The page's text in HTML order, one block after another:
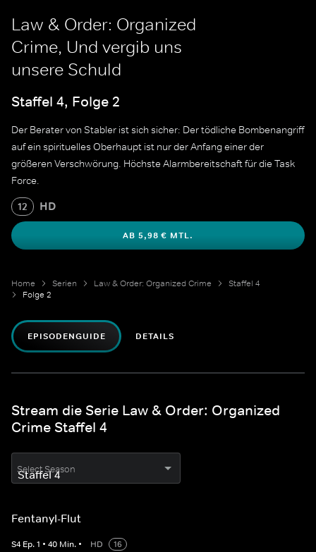
Law & Order: Organized
Crime, Und vergib uns
unsere Schuld
Staffel 4, Folge 2
Der Berater von Stabler ist sich sicher: Der tödliche Bombenangriff
auf ein spirituelles Oberhaupt ist nur der Anfang einer der
größeren Verschwörung. Höchste Alarmbereitschaft für die Task
Force.
12 HD
AB 5,98 € MTL.
Home Serien Law & Order: Organized Crime
Staffel 4
Folge 2
EPISODENGUIDE DETAILS
Stream die Serie Law & Order: Organized
Crime Staffel 4
Select Season
Fentanyl-Flut
S4 Ep.1 • 40 Min. • HD
16